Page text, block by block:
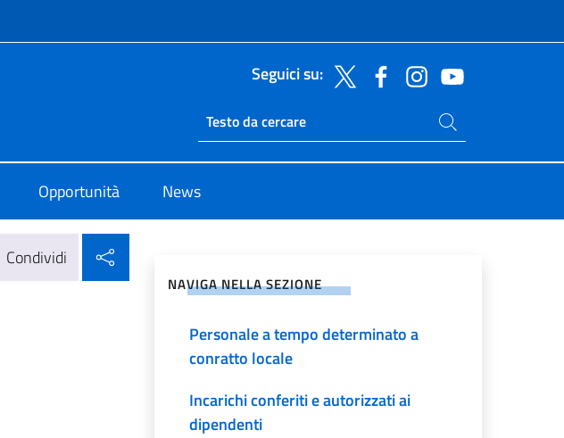
Seguici su:
Ricerca sito live
Cerca nel sito
Opportunità News
Condividi
NAVIGA NELLA SEZIONE
Personale a tempo determinato a
conratto locale
Incarichi conferiti e autorizzati ai
dipendenti